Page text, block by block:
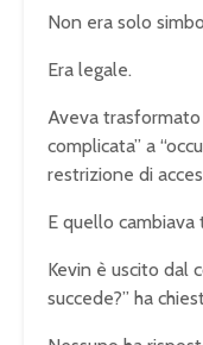
Non era solo
Era legale.
Aveva
complicata” a
restrizione di
E quello cambiava
Kevin è uscito dal
succede?” ha